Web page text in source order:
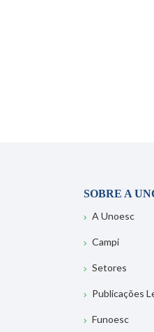
SOBRE A
A Unoesc
Campi
Setores
Publicações
Funoesc